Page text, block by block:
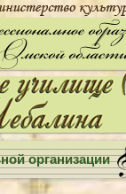
организации